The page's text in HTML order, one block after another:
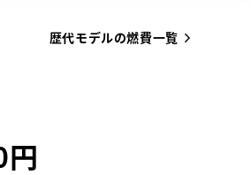
歴代モデルの燃費一覧